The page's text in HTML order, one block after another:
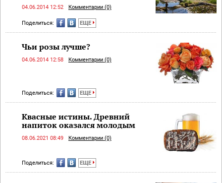
04.06.2014 12:52 Комментарии (0)
Поделиться: ЕЩЕ
Чьи розы лучше?
04.06.2014 12:58 Комментарии (0)
Поделиться: ЕЩЕ
Квасные истины. Древний
напиток оказался молодым
08.06.2021 08:49 Комментарии (0)
Поделиться: ЕЩЕ